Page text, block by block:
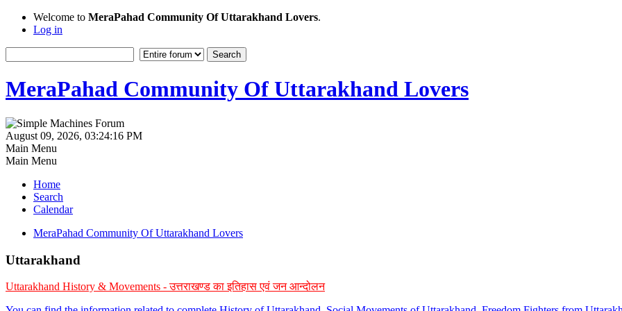
Welcome to MeraPahad Community Of Uttarakhand Lovers.
Log in
MeraPahad Community Of Uttarakhand Lovers
August 09, 2026, 03:24:16 PM
Main Menu
Main Menu
Home
Search
Calendar
MeraPahad Community Of Uttarakhand Lovers
Uttarakhand
Uttarakhand History & Movements - उत्तराखण्ड का इतिहास एवं जन आन्दोलन